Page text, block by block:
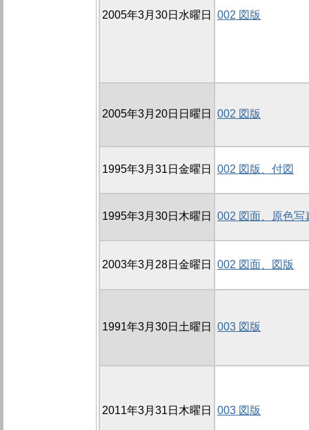
2005年3月30日水曜日 002 図版
2005年3月20日日曜日 002 図版
1995年3月31日金曜日 002 図版、付図
1995年3月30日木曜日 002 図面、原色写
2003年3月28日金曜日 002 図面、図版
1991年3月30日土曜日 003 図版
2011年3月31日木曜日 003 図版